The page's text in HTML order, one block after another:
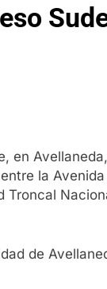
en
la
Troncal
de